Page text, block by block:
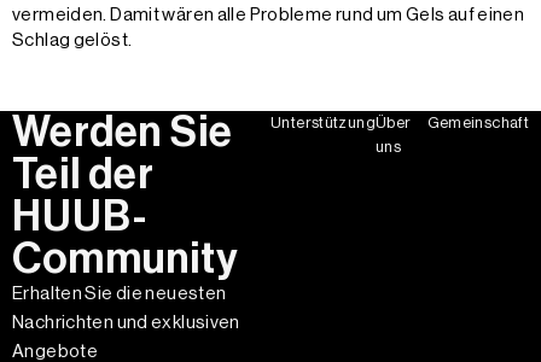
vermeiden. Damit wären alle Probleme rund um Gels auf einen
Schlag gelöst.
Werden Sie
Teil der
HUUB-
Community
Erhalten Sie die neuesten
Nachrichten und exklusiven
Angebote
UnterstützungÜber
uns
Gemeinschaft